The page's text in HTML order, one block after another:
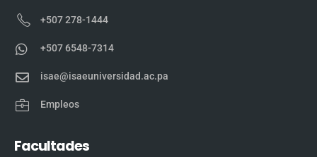
+507 278-1444
+507 6548-7314
isae@isaeuniversidad.ac.pa
Empleos
Facultades